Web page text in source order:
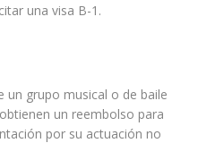
una visa B-1.
un grupo musical o de baile
un reembolso para
por su actuación no